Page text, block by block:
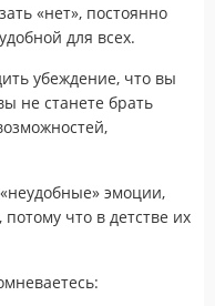
«нет», постоянно
для всех.
убеждение, что вы
не станете брать
эмоции,
потому что в детстве их